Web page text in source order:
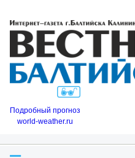
Подробный прогноз
world-weather.ru